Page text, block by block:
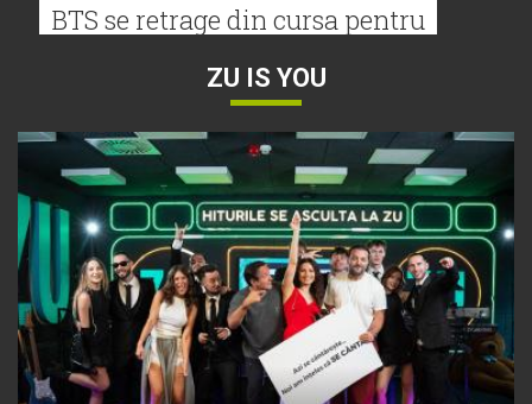
BTS se retrage din cursa pentru
Tyla a lansat un nou album:
„A*Pop”
30 Iulie
Alexia lansează videoclipul oficial
pentru „Nu mai am nume”
ZU IS YOU